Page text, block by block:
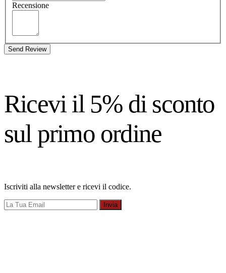
Recensione
Send Review
Ricevi il 5% di sconto
sul primo ordine
Iscriviti alla newsletter e ricevi il codice.
Invia